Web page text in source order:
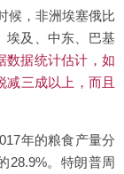
候，非洲埃塞俄比
埃及、中东、巴基
数据统计估计，如
减三成以上，而且
年的粮食产量分
28.9%。特朗普周